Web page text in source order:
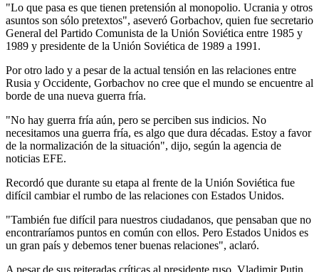
"Lo que pasa es que tienen pretensión al monopolio. Ucrania y otros
asuntos son sólo pretextos", aseveró Gorbachov, quien fue secretario
General del Partido Comunista de la Unión Soviética entre 1985 y
1989 y presidente de la Unión Soviética de 1989 a 1991.
Por otro lado y a pesar de la actual tensión en las relaciones entre
Rusia y Occidente, Gorbachov no cree que el mundo se encuentre al
borde de una nueva guerra fría.
"No hay guerra fría aún, pero se perciben sus indicios. No
necesitamos una guerra fría, es algo que dura décadas. Estoy a favor
de la normalización de la situación", dijo, según la agencia de
noticias EFE.
Recordó que durante su etapa al frente de la Unión Soviética fue
difícil cambiar el rumbo de las relaciones con Estados Unidos.
"También fue difícil para nuestros ciudadanos, que pensaban que no
encontraríamos puntos en común con ellos. Pero Estados Unidos es
un gran país y debemos tener buenas relaciones", aclaró.
A pesar de sus reiteradas críticas al presidente ruso, Vladimir Putin,